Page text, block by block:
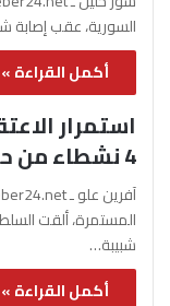
السورية، عقب
أكمل القراءة »
استمرار
4 نشطاء من حزب المساواة
المستمرة، ألقت
شبيبة…
أكمل القراءة »